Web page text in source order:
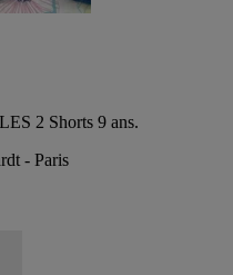
2 Shorts 9 ans.
- Paris